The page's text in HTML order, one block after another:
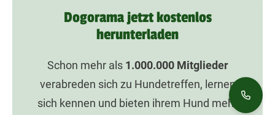
Dogorama jetzt kostenlos
herunterladen
Schon mehr als 1.000.000Mitglieder
verabreden sich zu Hundetreffen, lernen
sich kennen und bieten ihrem Hund mehr